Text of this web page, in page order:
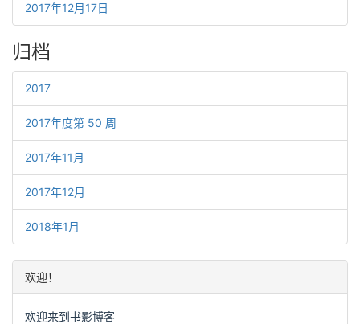
2017年12月17日
归档
2017
2017年度第 50 周
2017年11月
2017年12月
2018年1月
欢迎！
欢迎来到书影博客